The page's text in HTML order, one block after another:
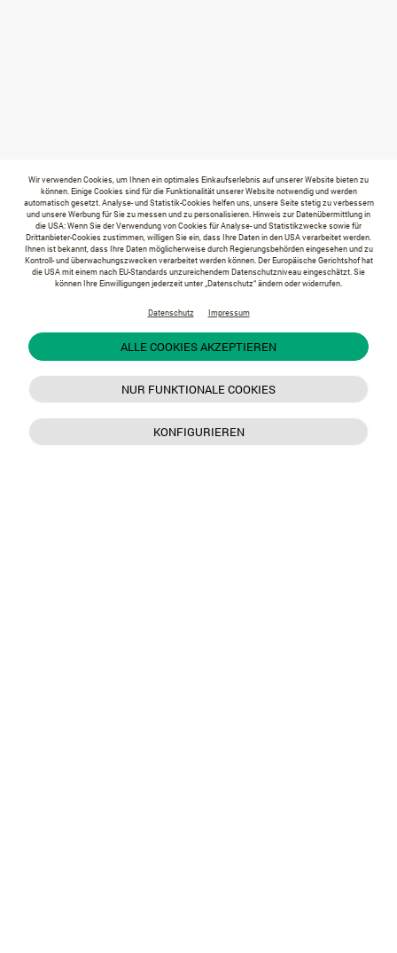
Wir verwenden Cookies, um Ihnen ein optimales Einkaufserlebnis auf unserer Website bieten zu
können. Einige Cookies sind für die Funktionalität unserer Website notwendig und werden
automatisch gesetzt. Analyse- und Statistik-Cookies helfen uns, unsere Seite stetig zu verbessern
und unsere Werbung für Sie zu messen und zu personalisieren. Hinweis zur Datenübermittlung in
die USA: Wenn Sie der Verwendung von Cookies für Analyse- und Statistikzwecke sowie für
Drittanbieter-Cookies zustimmen, willigen Sie ein, dass Ihre Daten in den USA verarbeitet werden.
Ihnen ist bekannt, dass Ihre Daten möglicherweise durch Regierungsbehörden eingesehen und zu
Kontroll- und überwachungszwecken verarbeitet werden können. Der Europäische Gerichtshof hat
die USA mit einem nach EU-Standards unzureichendem Datenschutzniveau eingeschätzt. Sie
können Ihre Einwilligungen jederzeit unter „Datenschutz“ ändern oder widerrufen.
Datenschutz Impressum
ALLE COOKIES AKZEPTIEREN
NUR FUNKTIONALE COOKIES
KONFIGURIEREN